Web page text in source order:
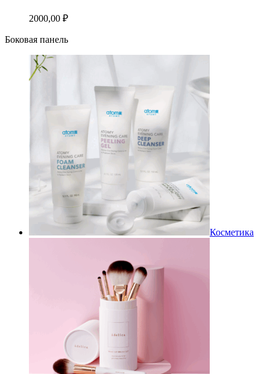
2000,00 ₽
Боковая панель
Косметика